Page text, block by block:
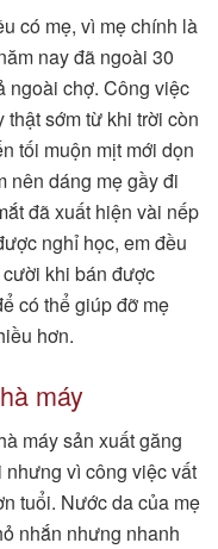
có mẹ, vì mẹ chính là
nay đã ngoài 30
ngoài chợ. Công việc
sớm từ khi trời còn
tối muộn mịt mới dọn
nên dáng mẹ gầy đi
đã xuất hiện vài nếp
nghỉ học, em đều
khi bán được
có thể giúp đỡ mẹ
hơn.
máy
máy sản xuất găng
nhưng vì công việc vất
tuổi. Nước da của mẹ
nhắn nhưng nhanh